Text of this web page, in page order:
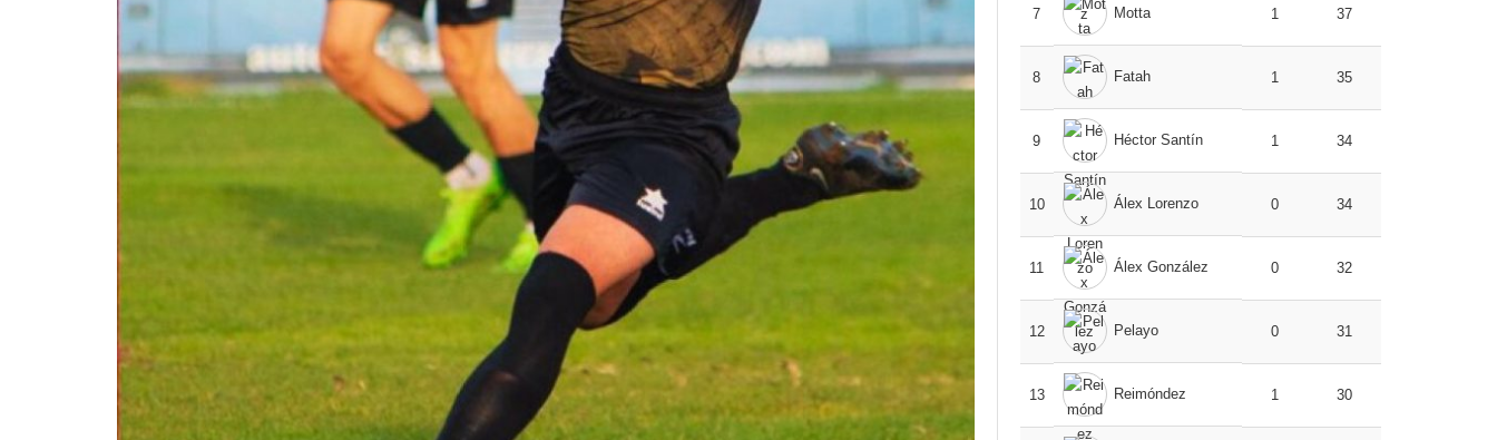
7 Motta 1 37
8 Fatah 1 35
9 Héctor Santín 1 34
10 Álex Lorenzo 0 34
11 Álex González 0 32
12 Pelayo 0 31
13 Reimóndez 1 30